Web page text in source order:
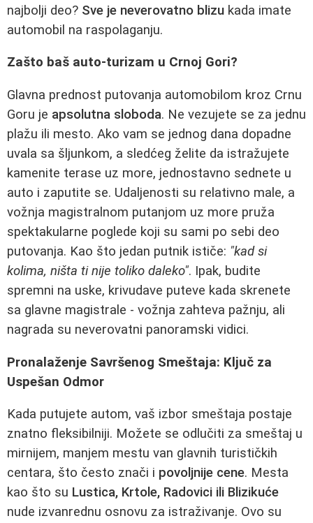
najbolji deo? Sve je neverovatno blizu kada imate
automobil na raspolaganju.
Zašto baš auto-turizam u Crnoj Gori?
Glavna prednost putovanja automobilom kroz Crnu
Goru je apsolutna sloboda. Ne vezujete se za jednu
plažu ili mesto. Ako vam se jednog dana dopadne
uvala sa šljunkom, a sledćeg želite da istražujete
kamenite terase uz more, jednostavno sednete u
auto i zaputite se. Udaljenosti su relativno male, a
vožnja magistralnom putanjom uz more pruža
spektakularne poglede koji su sami po sebi deo
putovanja. Kao što jedan putnik ističe: "kad si
kolima, ništa ti nije toliko daleko". Ipak, budite
spremni na uske, krivudave puteve kada skrenete
sa glavne magistrale - vožnja zahteva pažnju, ali
nagrada su neverovatni panoramski vidici.
Pronalaženje Savršenog Smeštaja: Ključ za
Uspešan Odmor
Kada putujete autom, vaš izbor smeštaja postaje
znatno fleksibilniji. Možete se odlučiti za smeštaj u
mirnijem, manjem mestu van glavnih turističkih
centara, što često znači i povoljnije cene. Mesta
kao što su Lustica, Krtole, Radovici ili Blizikuće
nude izvanrednu osnovu za istraživanje. Ovo su